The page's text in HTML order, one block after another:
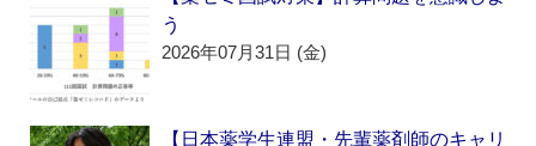
う
2026年07月31日 (金)
【日本薬学生連盟・先輩薬剤師のキャリ